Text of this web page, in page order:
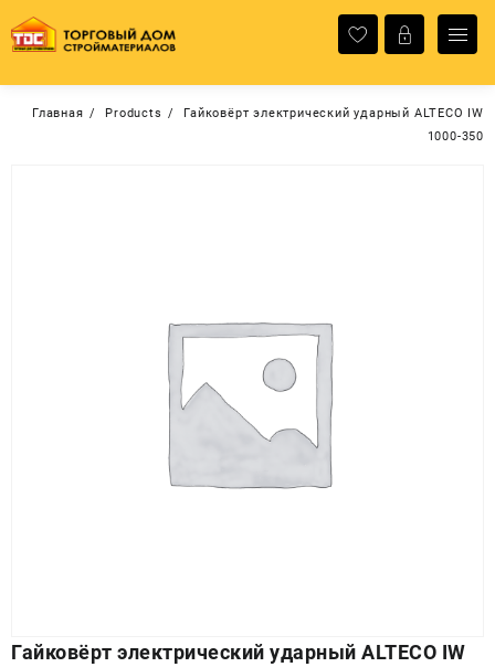
содержимому
Главная Products
Гайковёрт электрический ударный ALTECO IW
1000-350
Гайковёрт электрический ударный ALTECO IW